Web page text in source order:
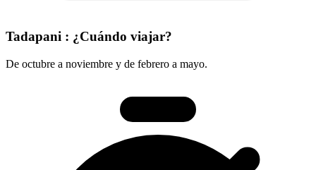
Tadapani : ¿Cuándo viajar?
De octubre a noviembre y de febrero a mayo.